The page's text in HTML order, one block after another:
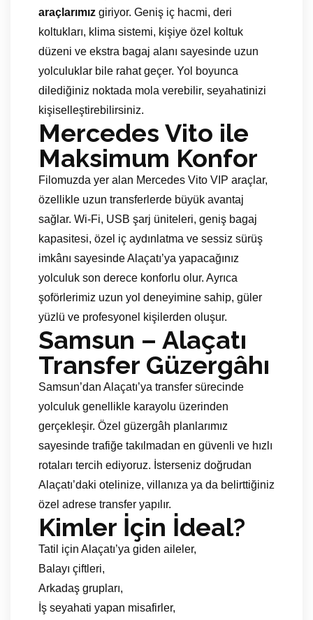
araçlarımız giriyor. Geniş iç hacmi, deri
koltukları, klima sistemi, kişiye özel koltuk
düzeni ve ekstra bagaj alanı sayesinde uzun
yolculuklar bile rahat geçer. Yol boyunca
dilediğiniz noktada mola verebilir, seyahatinizi
kişiselleştirebilirsiniz.
Mercedes Vito ile
Maksimum Konfor
Filomuzda yer alan Mercedes Vito VIP araçlar,
özellikle uzun transferlerde büyük avantaj
sağlar. Wi-Fi, USB şarj üniteleri, geniş bagaj
kapasitesi, özel iç aydınlatma ve sessiz sürüş
imkânı sayesinde Alaçatı’ya yapacağınız
yolculuk son derece konforlu olur. Ayrıca
şoförlerimiz uzun yol deneyimine sahip, güler
yüzlü ve profesyonel kişilerden oluşur.
Samsun – Alaçatı
Transfer Güzergâhı
Samsun’dan Alaçatı’ya transfer sürecinde
yolculuk genellikle karayolu üzerinden
gerçekleşir. Özel güzergâh planlarımız
sayesinde trafiğe takılmadan en güvenli ve hızlı
rotaları tercih ediyoruz. İsterseniz doğrudan
Alaçatı’daki otelinize, villanıza ya da belirttiğiniz
özel adrese transfer yapılır.
Kimler İçin İdeal?
Tatil için Alaçatı’ya giden aileler,
Balayı çiftleri,
Arkadaş grupları,
İş seyahati yapan misafirler,